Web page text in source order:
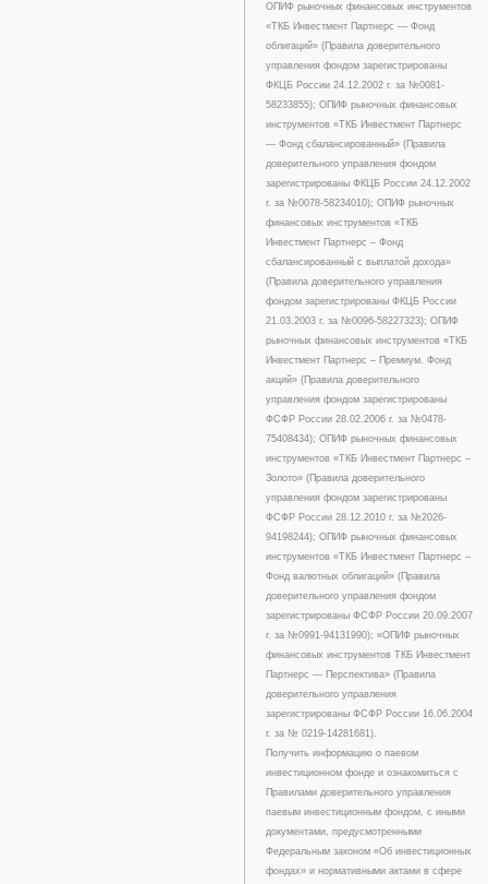
ОПИФ рыночных финансовых инструментов
«ТКБ Инвестмент Партнерс — Фонд
облигаций» (Правила доверительного
управления фондом зарегистрированы
ФКЦБ России 24.12.2002 г. за №0081-
58233855); ОПИФ рыночных финансовых
инструментов «ТКБ Инвестмент Партнерс
— Фонд сбалансированный» (Правила
доверительного управления фондом
зарегистрированы ФКЦБ России 24.12.2002
г. за №0078-58234010); ОПИФ рыночных
финансовых инструментов «ТКБ
Инвестмент Партнерс – Фонд
сбалансированный с выплатой дохода»
(Правила доверительного управления
фондом зарегистрированы ФКЦБ России
21.03.2003 г. за №0096-58227323); ОПИФ
рыночных финансовых инструментов «ТКБ
Инвестмент Партнерс – Премиум. Фонд
акций» (Правила доверительного
управления фондом зарегистрированы
ФСФР России 28.02.2006 г. за №0478-
75408434); ОПИФ рыночных финансовых
инструментов «ТКБ Инвестмент Партнерс –
Золото» (Правила доверительного
управления фондом зарегистрированы
ФСФР России 28.12.2010 г. за №2026-
94198244); ОПИФ рыночных финансовых
инструментов «ТКБ Инвестмент Партнерс –
Фонд валютных облигаций» (Правила
доверительного управления фондом
зарегистрированы ФСФР России 20.09.2007
г. за №0991-94131990); «ОПИФ рыночных
финансовых инструментов ТКБ Инвестмент
Партнерс — Перспектива» (Правила
доверительного управления
зарегистрированы ФСФР России 16.06.2004
г. за № 0219-14281681).
Получить информацию о паевом
инвестиционном фонде и ознакомиться с
Правилами доверительного управления
паевым инвестиционным фондом, с иными
документами, предусмотренными
Федеральным законом «Об инвестиционных
фондах» и нормативными актами в сфере